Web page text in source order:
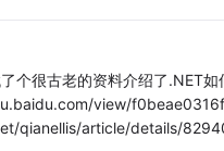
个很古老的资料介绍了.NET
view/
qianellis/article/details/